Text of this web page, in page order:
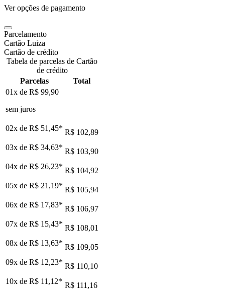
Ver opções de pagamento
Parcelamento
Cartão Luiza
Cartão de crédito
Tabela de parcelas de Cartão
de crédito
Parcelas
Total
01x de R$ 99,90
sem juros
02x de R$ 51,45* R$ 102,89
03x de R$ 34,63* R$ 103,90
04x de R$ 26,23* R$ 104,92
05x de R$ 21,19* R$ 105,94
06x de R$ 17,83* R$ 106,97
07x de R$ 15,43* R$ 108,01
08x de R$ 13,63* R$ 109,05
09x de R$ 12,23* R$ 110,10
10x de R$ 11,12* R$ 111,16